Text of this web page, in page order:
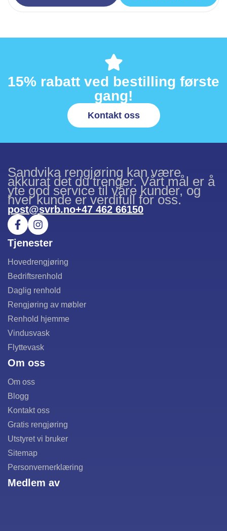
15% rabatt ved bestilling første
gang!
Kontakt oss
Sandvika rengjøring kan være
akkurat det du trenger. Vårt mål er å
yte god service til våre kunder, og
hver kunde er verdifull for oss.
post@svrb.no+47 462 66150
Tjenester
Hovedrengjøring
Bedriftsrenhold
Daglig renhold
Rengjøring av møbler
Renhold hjemme
Vindusvask
Flyttevask
Om oss
Om oss
Blogg
Kontakt oss
Gratis rengjøring
Utstyret vi bruker
Sitemap
Personvernerklæring
Medlem av